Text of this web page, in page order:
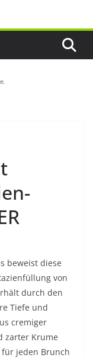
beweist diese
von
durch den
Tiefe und
cremiger
zarter Krume
für jeden Brunch